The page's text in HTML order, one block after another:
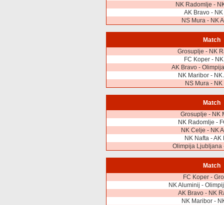
NK Radomlje -
AK Bravo -
NS Mura - NK
Match
Grosuplje - NK
FC Koper -
AK Bravo -
NK Maribor -
NS Mura -
Match
Grosuplje - NK
NK Radomlje -
NK Celje - NK
NK Nafta - AK
Olimpija Ljubljana
Match
FC Koper -
NK Aluminij -
AK Bravo - NK
NK Maribor -